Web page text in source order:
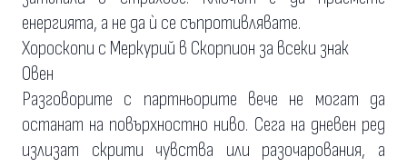
енергията, а не да ѝ се съпротивлявате.
Хороскопи с Меркурий в Скорпион за всеки знак
Овен
Разговорите с партньорите вече не могат да
останат на повърхностно ниво. Сега на дневен ред
излизат скрити чувства или разочарования, а